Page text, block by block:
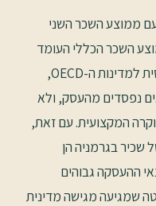
ממוצע השכר השני
השכר הכללי העומד
על 15,000 שקלים בקירוב, שכר גבוה יחסית למדינות ה-OECD,
נפסדים מהעסק, ולא
המקצועית. עם זאת,
שכיר בגרמניה הן
ההעסקה גבוהים
שמגיעה מגישה מדינית